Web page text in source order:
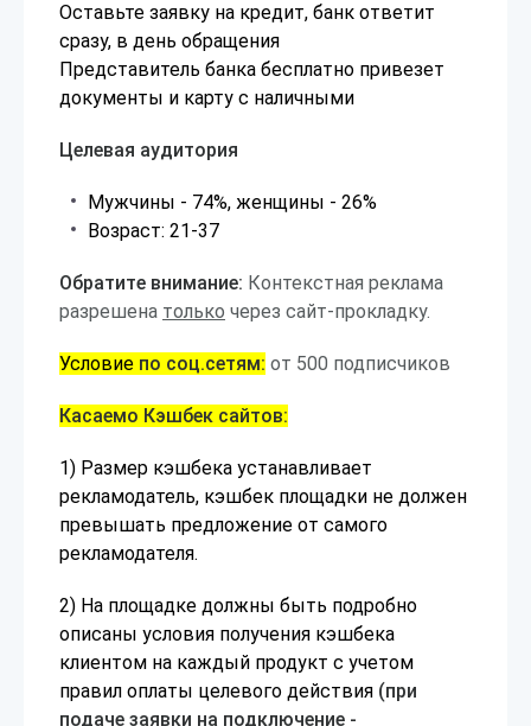
Оставьте заявку на кредит, банк ответит
сразу, в день обращения
Представитель банка бесплатно привезет
документы и карту с наличными
Целевая аудитория
Мужчины - 74%, женщины - 26%
Возраст: 21-37
Обратите внимание: Контекстная реклама
разрешена только через сайт-прокладку.
Условие по соц.сетям: от 500 подписчиков
Касаемо Кэшбек сайтов:
1) Размер кэшбека устанавливает
рекламодатель, кэшбек площадки не должен
превышать предложение от самого
рекламодателя.
2) На площадке должны быть подробно
описаны условия получения кэшбека
клиентом на каждый продукт с учетом
правил оплаты целевого действия (при
подаче заявки на подключение -